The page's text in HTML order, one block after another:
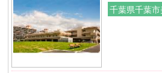
千葉県千葉